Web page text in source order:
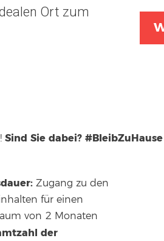
Ort zum
Sind Sie dabei? #BleibZuHause
Zugang zu den
für einen
von 2 Monaten
der